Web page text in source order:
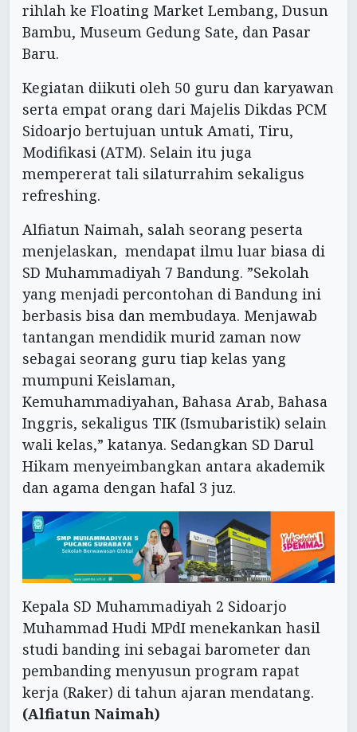
rihlah ke Floating Market Lembang, Dusun
Bambu, Museum Gedung Sate, dan Pasar
Baru.
Kegiatan diikuti oleh 50 guru dan karyawan
serta empat orang dari Majelis Dikdas PCM
Sidoarjo bertujuan untuk Amati, Tiru,
Modifikasi (ATM). Selain itu juga
mempererat tali silaturrahim sekaligus
refreshing.
Alfiatun Naimah, salah seorang peserta
menjelaskan, mendapat ilmu luar biasa di
SD Muhammadiyah 7 Bandung. ”Sekolah
yang menjadi percontohan di Bandung ini
berbasis bisa dan membudaya. Menjawab
tantangan mendidik murid zaman now
sebagai seorang guru tiap kelas yang
mumpuni Keislaman,
Kemuhammadiyahan, Bahasa Arab, Bahasa
Inggris, sekaligus TIK (Ismubaristik) selain
wali kelas,” katanya. Sedangkan SD Darul
Hikam menyeimbangkan antara akademik
dan agama dengan hafal 3 juz.
Kepala SD Muhammadiyah 2 Sidoarjo
Muhammad Hudi MPdI menekankan hasil
studi banding ini sebagai barometer dan
pembanding menyusun program rapat
kerja (Raker) di tahun ajaran mendatang.
(Alfiatun Naimah)